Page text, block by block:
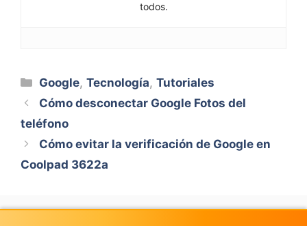
todos.
Categorías
Google,Tecnología,Tutoriales
Cómo desconectar Google Fotos del
teléfono
Cómo evitar la verificación de Google en
Coolpad 3622a